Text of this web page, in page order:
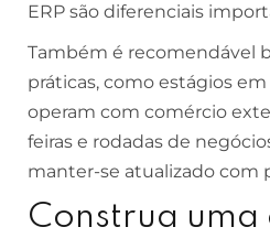
ERP são diferenciais
Também é recomendável
práticas, como estágios
operam com comércio
feiras e rodadas de
manter-se atualizado com
Construa